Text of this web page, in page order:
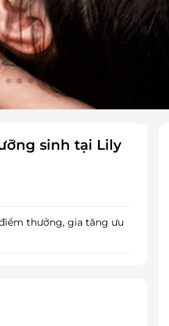
sinh tại Lily
thưởng, gia tăng ưu